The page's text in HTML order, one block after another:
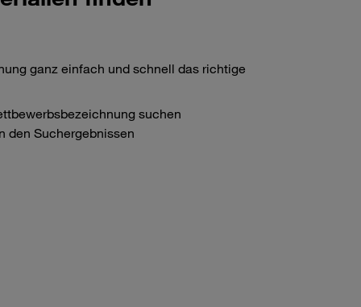
ganz einfach und schnell das richtige
suchen
den Suchergebnissen